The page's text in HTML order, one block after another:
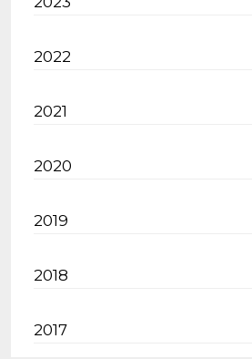
2022
2021
2020
2019
2018
2017